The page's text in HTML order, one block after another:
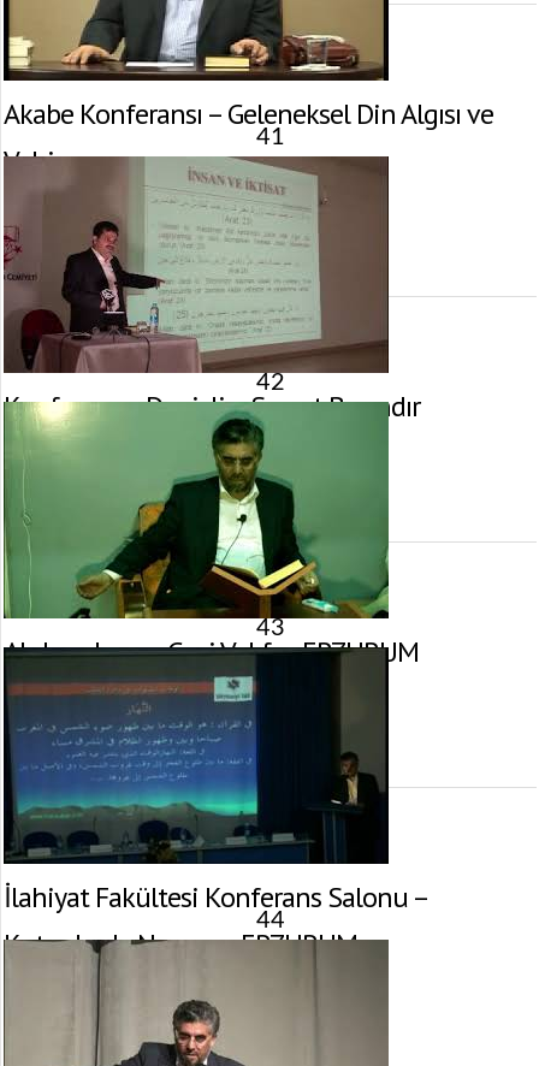
Akabe Konferansı – Geleneksel Din Algısı ve
Vahiy
8 Aralık 2011 tarihinde yayınlandı.
Gösterim:
4.203
görüntülenme
41
Konferans – Denizli – Servet Bayındır
26 Kasım 2011 tarihinde yayınlandı.
görüntülenme
42
Abdurrahman Gazi Vakfı – ERZURUM
20 Haziran 2011 tarihinde yayınlandı.
Gösterim: 3.651
görüntülenme
43
İlahiyat Fakültesi Konferans Salonu –
Kutuplarda Namaz – ERZURUM
20 Haziran 2011 tarihinde yayınlandı.
2.593
görüntülenme
44